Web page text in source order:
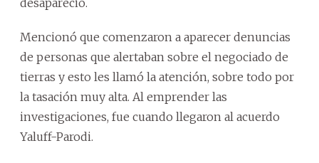
desapareció.
Mencionó que comenzaron a aparecer denuncias
de personas que alertaban sobre el negociado de
tierras y esto les llamó la atención, sobre todo por
la tasación muy alta. Al emprender las
investigaciones, fue cuando llegaron al acuerdo
Yaluff-Parodi.